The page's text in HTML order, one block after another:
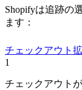
Shopifyは追跡の
ます：
チェックアウト
1
チェックアウト